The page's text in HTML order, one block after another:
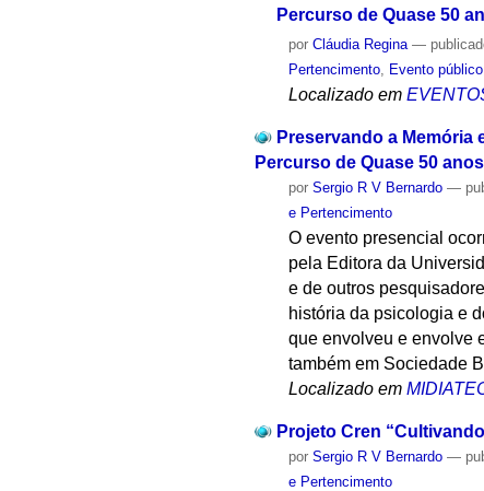
Percurso de Quase 50
porCláudia Regina —
Pertencimento, Evento público
Localizado em
Preservando a
Percurso de Quase 50 anos
porSergio R V Bernardo —
e Pertencimento
O evento presencial
pela Editora da
e de outros
história da psicologia e
que envolveu e envolve
também em Sociedade
Localizado em
Projeto Cren
porSergio R V Bernardo —
e Pertencimento